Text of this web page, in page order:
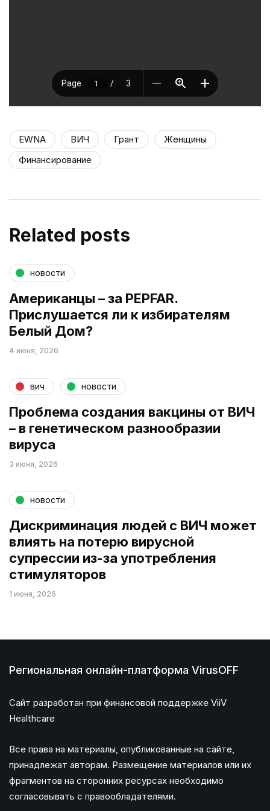
EWNA ВИЧ Грант
Женщины
Финансирование
Related posts
новости
Американцы – за PEPFAR.
Прислушается ли к избирателям
Белый Дом?
4 июня, 2026
вич новости
Проблема создания вакцины от ВИЧ
– в генетическом разнообразии
вируса
3 июня, 2026
новости
Дискриминация людей с ВИЧ может
влиять на потерю вирусной
супрессии из-за употребления
стимуляторов
1 июня, 2026
Региональная онлайн-платформа VirusOFF
Сайт разработан при финансовой поддержке ViiV
Healthcare
Все права на материалы, опубликованные на сайте,
принадлежат авторам. Размещение материалов или их
фрагментов на сторонних ресурсах необходимо
согласовывать с правообладателями.